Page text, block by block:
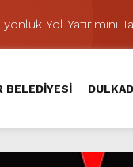
Yol Yatırımını
Nefes Kesti.
Asfalt Serimini
Asfalta Hazırlıyor.
Katan Yol Yatırımı.
Bir Aradaydı.
BELEDİYESİ